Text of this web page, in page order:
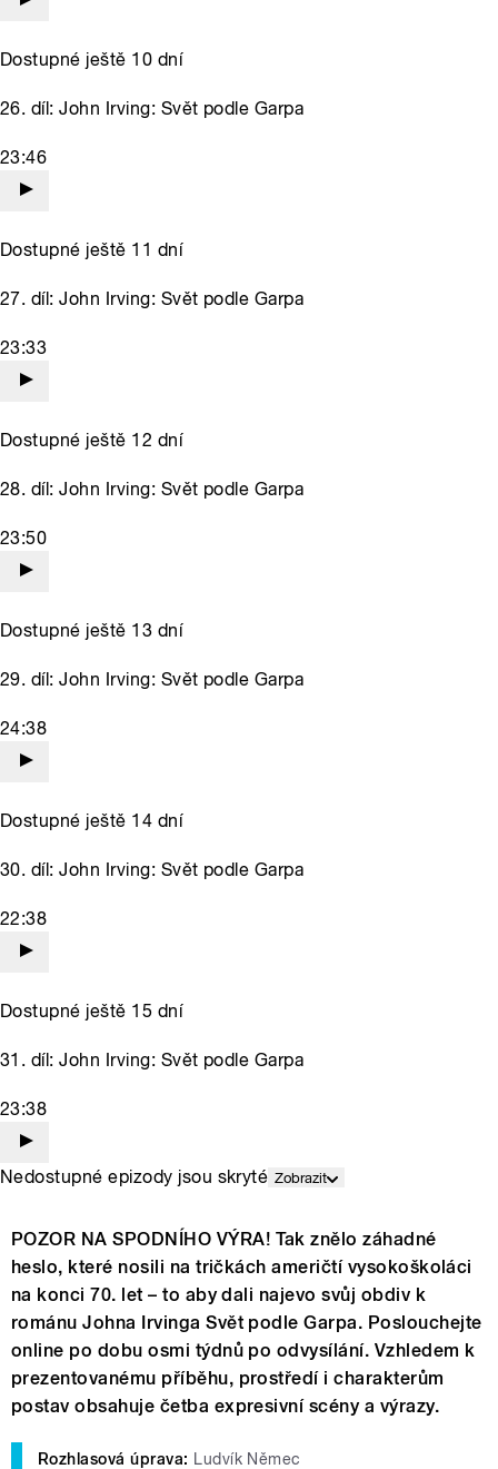
Dostupné ještě 10 dní
26. díl: John Irving: Svět podle Garpa
23:46
Dostupné ještě 11 dní
27. díl: John Irving: Svět podle Garpa
23:33
Dostupné ještě 12 dní
28. díl: John Irving: Svět podle Garpa
23:50
Dostupné ještě 13 dní
29. díl: John Irving: Svět podle Garpa
24:38
Dostupné ještě 14 dní
30. díl: John Irving: Svět podle Garpa
22:38
Dostupné ještě 15 dní
31. díl: John Irving: Svět podle Garpa
23:38
Nedostupné epizody jsou skryté Zobrazit
POZOR NA SPODNÍHO VÝRA! Tak znělo záhadné
heslo, které nosili na tričkách američtí vysokoškoláci
na konci 70. let – to aby dali najevo svůj obdiv k
románu Johna Irvinga Svět podle Garpa. Poslouchejte
online po dobu osmi týdnů po odvysílání. Vzhledem k
prezentovanému příběhu, prostředí i charakterům
postav obsahuje četba expresivní scény a výrazy.
Rozhlasová úprava: Ludvík Němec